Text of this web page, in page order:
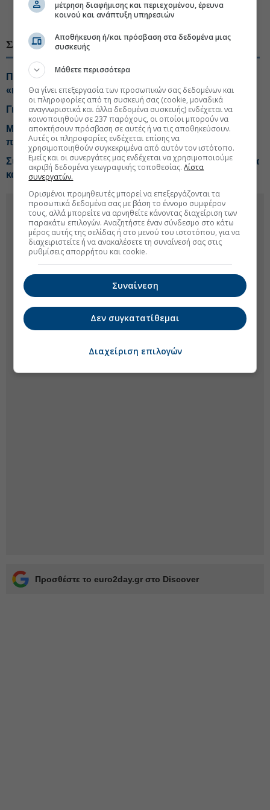
#Τιμές καυσίμων #Fuel Pass, επίδομα καυσίμων
ΣΧΕΤΙΚΑ ΘΕΜΑΤΑ
Προς νέα παρέμβαση στα καύσιμα η κυβέρνηση,
«καπνός» η επιδότηση
Γιατί δεν πέφτουν οι τιμές της βενζίνης στις αντλίες
Μαρινάκης: Όσο υπάρχουν ανάγκες και περιθώρια, θα
παρεμβαίνουμε
Συναγερμός για το «τοξικό κοκτέιλ» σε ηλεκτρικό ρεύμα
και καύσιμα
Προσθέστε το euro2day.gr στο Discover
μέτρηση διαφήμισης και περιεχομένου, έρευνα
κοινού και ανάπτυξη υπηρεσιών
Αποθήκευση ή/και πρόσβαση στα δεδομένα μιας
συσκευής
Μάθετε περισσότερα
Θα γίνει επεξεργασία των προσωπικών σας δεδομένων και
οι πληροφορίες από τη συσκευή σας (cookie, μοναδικά
αναγνωριστικά και άλλα δεδομένα συσκευής) ενδέχεται να
κοινοποιηθούν σε 237 παρόχους, οι οποίοι μπορούν να
αποκτήσουν πρόσβαση σε αυτές ή να τις αποθηκεύσουν.
Αυτές οι πληροφορίες ενδέχεται επίσης να
χρησιμοποιηθούν συγκεκριμένα από αυτόν τον ιστότοπο.
Εμείς και οι συνεργάτες μας ενδέχεται να χρησιμοποιούμε
ακριβή δεδομένα γεωγραφικής τοποθεσίας.Λίστα
συνεργατών.
Ορισμένοι προμηθευτές μπορεί να επεξεργάζονται τα
προσωπικά δεδομένα σας με βάση το έννομο συμφέρον
τους, αλλά μπορείτε να αρνηθείτε κάνοντας διαχείριση των
παρακάτω επιλογών. Αναζητήστε έναν σύνδεσμο στο κάτω
μέρος αυτής της σελίδας ή στο μενού του ιστοτόπου, για να
διαχειριστείτε ή να ανακαλέσετε τη συναίνεσή σας στις
ρυθμίσεις απορρήτου και cookie.
Συναίνεση
Δεν συγκατατίθεμαι
Διαχείριση επιλογών